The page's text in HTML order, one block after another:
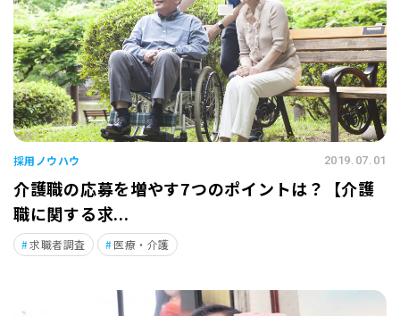
採用ノウハウ 2019.07.01
介護職の応募を増やす7つのポイントは？【介護
職に関する求...
求職者調査 医療・介護